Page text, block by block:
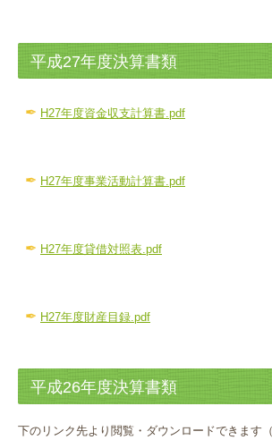
平成27年度決算書類
✒ H27年度資金収支計算書.pdf
✒ H27年度事業活動計算書.pdf
✒ H27年度貸借対照表.pdf
✒ H27年度財産目録.pdf
平成26年度決算書類
下のリンク先より閲覧・ダウンロードできます